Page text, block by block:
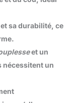
sa durabilité, ce
et un
nécessitent un